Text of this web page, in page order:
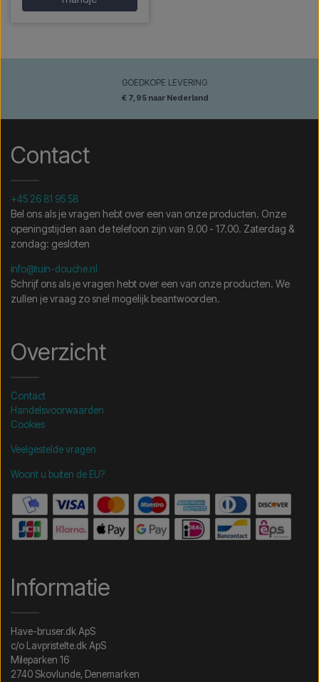
GOEDKOPE LEVERING
€ 7,95 naar Nederland
Contact
+45 26 81 95 58
Bel ons als je vragen hebt over een van onze producten. Onze
openingstijden aan de telefoon zijn van 9.00 - 17.00. Zaterdag &
zondag: gesloten
info@tuin-douche.nl
Schrijf ons als je vragen hebt over een van onze producten. We
zullen je vraag zo snel mogelijk beantwoorden.
Overzicht
Contact
Handelsvoorwaarden
Cookies
Veelgestelde vragen
Woont u buiten de EU?
Informatie
Have-bruser.dk ApS
c/o Lavpristelte.dk ApS
Mileparken 16
2740 Skovlunde, Denemarken